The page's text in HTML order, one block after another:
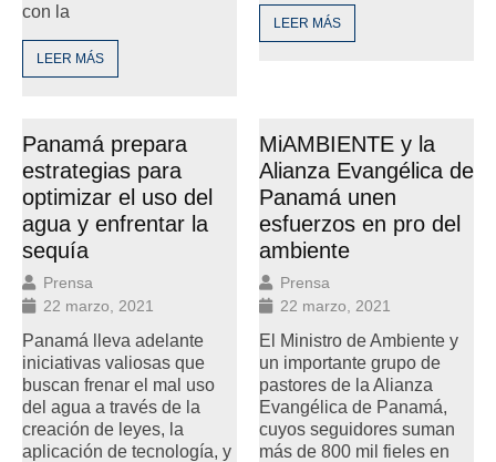
con la
LEER MÁS
LEER MÁS
Panamá prepara
estrategias para
optimizar el uso del
agua y enfrentar la
sequía
Prensa
22 marzo, 2021
Panamá lleva adelante
iniciativas valiosas que
buscan frenar el mal uso
del agua a través de la
creación de leyes, la
aplicación de tecnología, y
MiAMBIENTE y la
Alianza Evangélica de
Panamá unen
esfuerzos en pro del
ambiente
Prensa
22 marzo, 2021
El Ministro de Ambiente y
un importante grupo de
pastores de la Alianza
Evangélica de Panamá,
cuyos seguidores suman
más de 800 mil fieles en